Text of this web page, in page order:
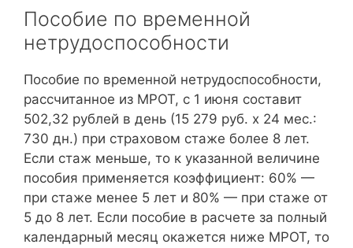
Пособие по временной
нетрудоспособности
Пособие по временной нетрудоспособности,
рассчитанное из МРОТ, с 1 июня составит
502,32 рублей в день (15 279 руб. x 24 мес.:
730 дн.) при страховом стаже более 8 лет.
Если стаж меньше, то к указанной величине
пособия применяется коэффициент: 60% —
при стаже менее 5 лет и 80% — при стаже от
5 до 8 лет. Если пособие в расчете за полный
календарный месяц окажется ниже МРОТ, то